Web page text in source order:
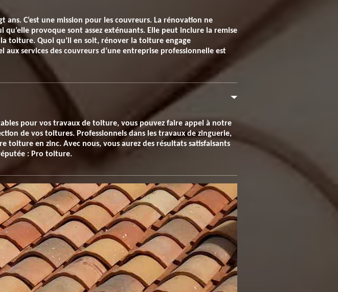
C’est une mission pour les couvreurs. La rénovation ne
provoque sont assez exténuants. Elle peut inclure la remise
toiture. Quoi qu’il en soit, rénover la toiture engage
services des couvreurs d’une entreprise professionnelle est
pour vos travaux de toiture, vous pouvez faire appel à notre
de vos toitures. Professionnels dans les travaux de zinguerie,
en zinc. Avec nous, vous aurez des résultats satisfaisants
: Pro toiture.